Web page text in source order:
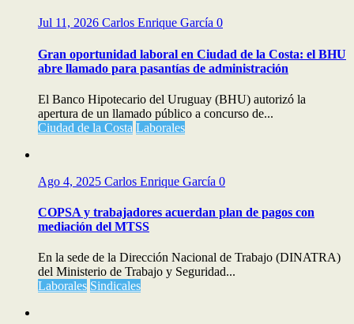
Jul 11, 2026 Carlos Enrique García 0
Gran oportunidad laboral en Ciudad de la Costa: el BHU
abre llamado para pasantías de administración
El Banco Hipotecario del Uruguay (BHU) autorizó la
apertura de un llamado público a concurso de...
Ciudad de la Costa Laborales
Ago 4, 2025 Carlos Enrique García 0
COPSA y trabajadores acuerdan plan de pagos con
mediación del MTSS
En la sede de la Dirección Nacional de Trabajo (DINATRA)
del Ministerio de Trabajo y Seguridad...
Laborales Sindicales